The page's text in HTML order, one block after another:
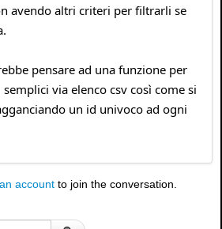
avendo altri criteri per filtrarli se
pensare ad una funzione per
via elenco csv così come si
un id univoco ad ogni
account to join the conversation.